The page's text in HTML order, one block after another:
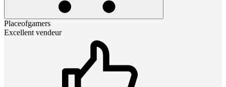
Placeofgamers
Excellent vendeur